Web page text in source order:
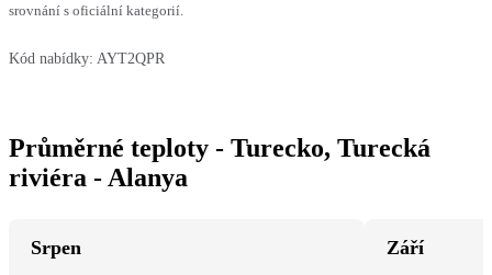
srovnání s oficiální kategorií.
Kód nabídky: AYT2QPR
Průměrné teploty - Turecko, Turecká
riviéra - Alanya
Srpen
Září